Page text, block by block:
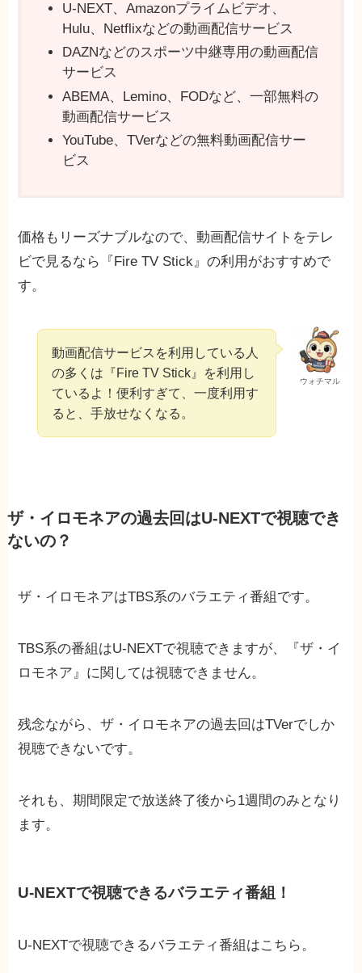
U-NEXT、Amazonプライムビデオ、
Hulu、Netflixなどの動画配信サービス
DAZNなどのスポーツ中継専用の動画配信
サービス
ABEMA、Lemino、FODなど、一部無料の
動画配信サービス
YouTube、TVerなどの無料動画配信サー
ビス
価格もリーズナブルなので、動画配信サイトをテレ
ビで見るなら『Fire TV Stick』の利用がおすすめで
す。
ウォチマル
動画配信サービスを利用している人
の多くは『Fire TV Stick』を利用し
ているよ！便利すぎて、一度利用す
ると、手放せなくなる。
ザ・イロモネアの過去回はU-NEXTで視聴でき
ないの？
ザ・イロモネアはTBS系のバラエティ番組です。
TBS系の番組はU-NEXTで視聴できますが、『ザ・イ
ロモネア』に関しては視聴できません。
残念ながら、ザ・イロモネアの過去回はTVerでしか
視聴できないです。
それも、期間限定で放送終了後から1週間のみとなり
ます。
U-NEXTで視聴できるバラエティ番組！
U-NEXTで視聴できるバラエティ番組はこちら。